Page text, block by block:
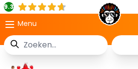
9.3
Menu
Zoek